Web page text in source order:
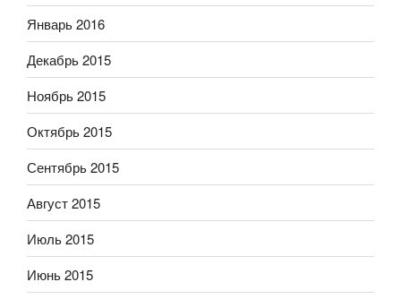
Январь 2016
Декабрь 2015
Ноябрь 2015
Октябрь 2015
Сентябрь 2015
Август 2015
Июль 2015
Июнь 2015